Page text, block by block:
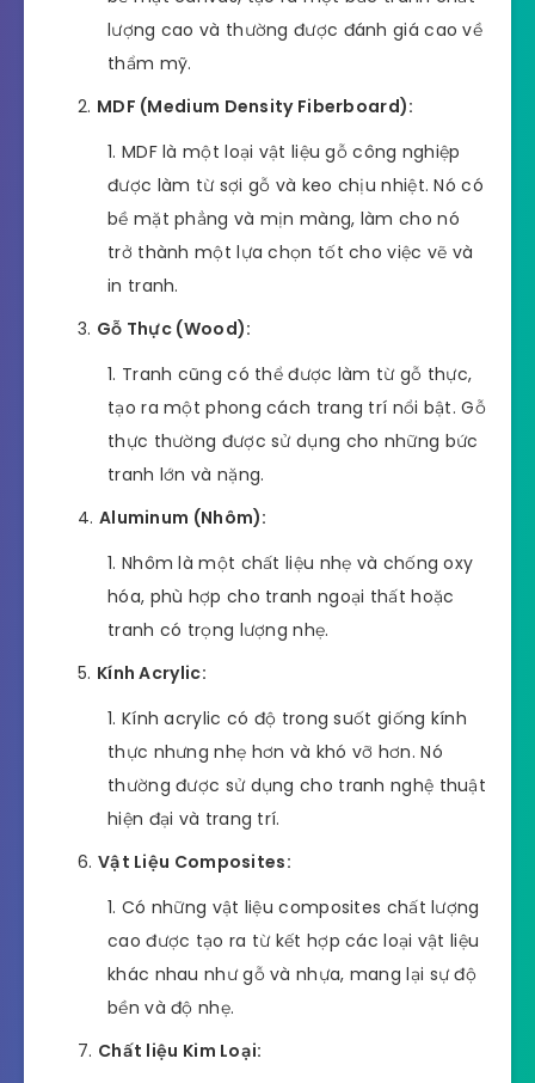
lượng cao và thường được đánh giá cao về
thẩm mỹ.
MDF (Medium Density Fiberboard):
MDF là một loại vật liệu gỗ công nghiệp
được làm từ sợi gỗ và keo chịu nhiệt. Nó có
bề mặt phẳng và mịn màng, làm cho nó
trở thành một lựa chọn tốt cho việc vẽ và
in tranh.
Gỗ Thực (Wood):
Tranh cũng có thể được làm từ gỗ thực,
tạo ra một phong cách trang trí nổi bật. Gỗ
thực thường được sử dụng cho những bức
tranh lớn và nặng.
Aluminum (Nhôm):
Nhôm là một chất liệu nhẹ và chống oxy
hóa, phù hợp cho tranh ngoại thất hoặc
tranh có trọng lượng nhẹ.
Kính Acrylic:
Kính acrylic có độ trong suốt giống kính
thực nhưng nhẹ hơn và khó vỡ hơn. Nó
thường được sử dụng cho tranh nghệ thuật
hiện đại và trang trí.
Vật Liệu Composites:
Có những vật liệu composites chất lượng
cao được tạo ra từ kết hợp các loại vật liệu
khác nhau như gỗ và nhựa, mang lại sự độ
bền và độ nhẹ.
Chất liệu Kim Loại: